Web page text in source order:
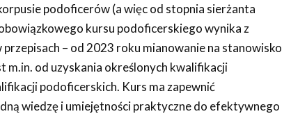
podoficerów (a więc od stopnia sierżanta
kursu podoficerskiego wynika z
– od 2023 roku mianowanie na stanowisko
m.in. od uzyskania określonych kwalifikacji
podoficerskich. Kurs ma zapewnić
wiedzę i umiejętności praktyczne do efektywnego